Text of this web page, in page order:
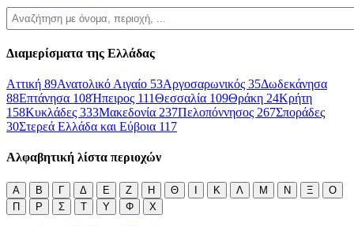
Διαμερίσματα της Ελλάδας
Αττική 89Ανατολικό Αιγαίο 53Αργοσαρωνικός 35Δωδεκάνησα
88Επτάνησα 108Ήπειρος 111Θεσσαλία 109Θράκη 24Κρήτη
158Κυκλάδες 333Μακεδονία 237Πελοπόννησος 267Σποράδες
30Στερεά Ελλάδα και Εύβοια 117
Αλφαβητική λίστα περιοχών
Α Β Γ Δ Ε Ζ Η Θ Ι Κ Λ Μ Ν Ξ
Ο
Π
Ρ Σ Τ Υ Φ Χ